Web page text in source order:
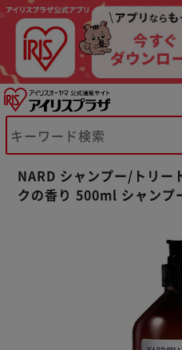
NARD シャンプー/トリー
クの香り 500ml シャンプ
※ご確認ください
カートに入れる